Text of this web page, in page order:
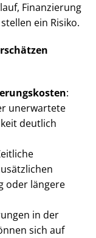
Finanzierung
ein Risiko.
:
unerwartete
deutlich
oder längere
in der
sich auf